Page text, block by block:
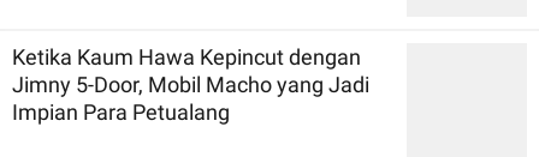
Ketika Kaum Hawa Kepincut dengan
Jimny 5-Door, Mobil Macho yang Jadi
Impian Para Petualang